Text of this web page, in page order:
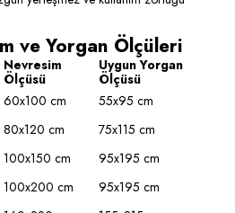
ve Yorgan Ölçüleri
Nevresim
Ölçüsü
Uygun Yorgan
Ölçüsü
60x100 cm
55x95 cm
80x120 cm
75x115 cm
100x150 cm
95x195 cm
100x200 cm
95x195 cm